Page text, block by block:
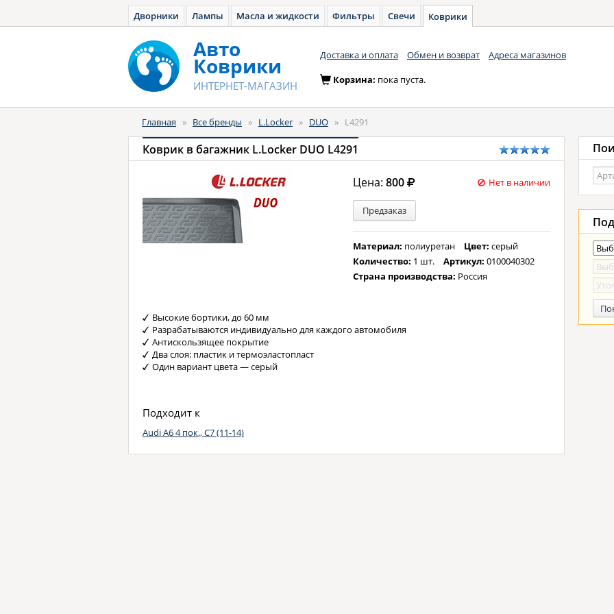
Дворники Лампы Масла и жидкости Фильтры Свечи Коврики
Авто
Коврики
ИНТЕРНЕТ-МАГАЗИН
Доставка и оплата Обмен и возврат Адреса магазинов
Корзина: пока пуста.
Главная » Все бренды » L.Locker » DUO » L4291
Коврик в багажник L.Locker DUO L4291
Цена:800 Нет в наличии
Предзаказ
Материал: полиуретан Цвет:серый
Количество: 1 шт. Артикул:0100040302
Страна производства: Россия
Высокие бортики, до 60 мм
Разрабатываются индивидуально для каждого автомобиля
Антискользящее покрытие
Два слоя: пластик и термоэластопласт
Один вариант цвета — серый
Подходит к
Audi A6 4 пок., C7 (11-14)